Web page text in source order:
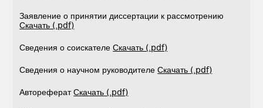
Заявление о принятии диссертации к рассмотрению
Скачать (.pdf)
Сведения о соискателеСкачать (.pdf)
Сведения о научном руководителеСкачать (.pdf)
АвторефератСкачать (.pdf)